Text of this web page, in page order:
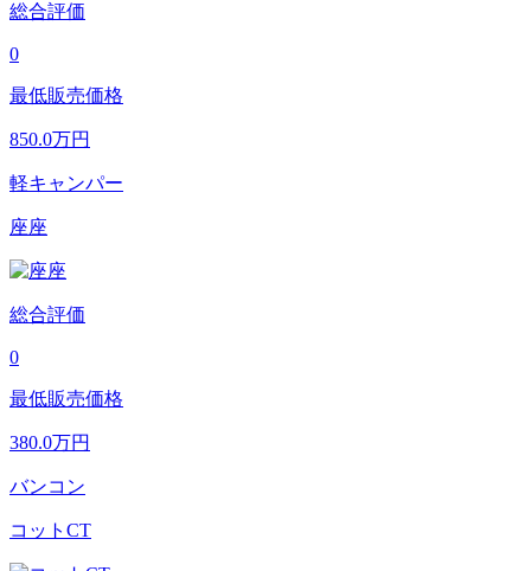
総合評価
0
最低販売価格
850.0万円
軽キャンパー
座座
総合評価
0
最低販売価格
380.0万円
バンコン
コットCT